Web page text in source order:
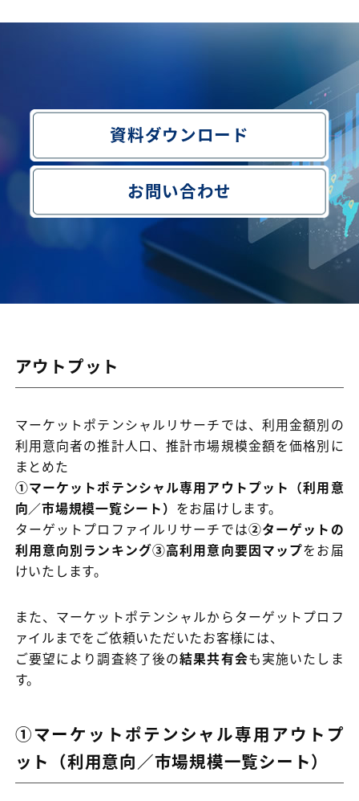
資料ダウンロード
お問い合わせ
アウトプット
マーケットポテンシャルリサーチでは、利用金額別の
利用意向者の推計人口、推計市場規模金額を価格別に
まとめた
①マーケットポテンシャル専用アウトプット（利用意
向／市場規模一覧シート） をお届けします。
ターゲットプロファイルリサーチでは②ターゲットの
利用意向別ランキング③高利用意向要因マップをお届
けいたします。
また、マーケットポテンシャルからターゲットプロフ
ァイルまでをご依頼いただいたお客様には、
ご要望により調査終了後の結果共有会も実施いたしま
す。
①マーケットポテンシャル専用アウトプ
ット（利用意向／市場規模一覧シート）